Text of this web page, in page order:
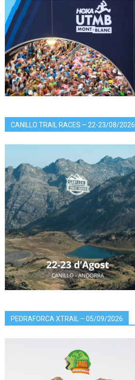
CANILLO TRAIL RACES – 22-23/08/2026
PEDRAFORCA XTRAIL – 05/09/2026